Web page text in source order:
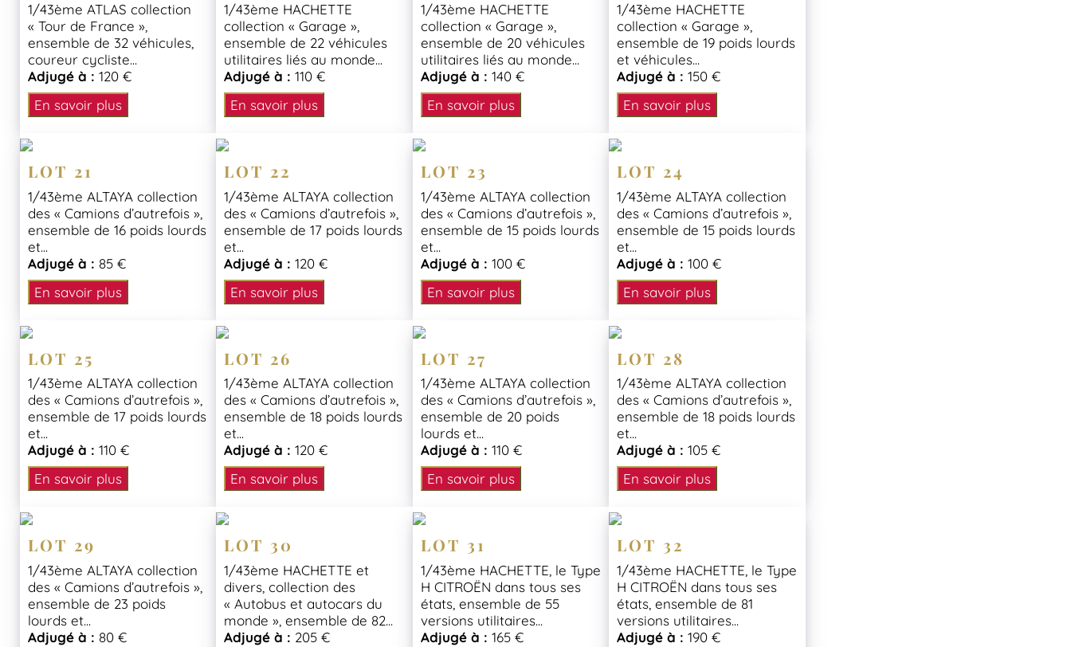
1/43ème ATLAS collection
« Tour de France »,
ensemble de 32 véhicules,
coureur cycliste...
Adjugé à : 120 €
En savoir plus
1/43ème HACHETTE
collection « Garage »,
ensemble de 22 véhicules
utilitaires liés au monde...
Adjugé à :110 €
En savoir plus
1/43ème HACHETTE
collection « Garage »,
ensemble de 20 véhicules
utilitaires liés au monde...
Adjugé à : 140 €
En savoir plus
1/43ème HACHETTE
collection « Garage »,
ensemble de 19 poids lourds
et véhicules...
Adjugé à :150 €
En savoir plus
LOT 21
1/43ème ALTAYA collection
des « Camions d’autrefois »,
ensemble de 16 poids lourds
et...
Adjugé à : 85 €
En savoir plus
LOT 22
1/43ème ALTAYA collection
des « Camions d’autrefois »,
ensemble de 17 poids lourds
et...
Adjugé à :120 €
En savoir plus
LOT 23
1/43ème ALTAYA collection
des « Camions d’autrefois »,
ensemble de 15 poids lourds
et...
Adjugé à : 100 €
En savoir plus
LOT 24
1/43ème ALTAYA collection
des « Camions d’autrefois »,
ensemble de 15 poids lourds
et...
Adjugé à :100 €
En savoir plus
LOT 25
1/43ème ALTAYA collection
des « Camions d’autrefois »,
ensemble de 17 poids lourds
et...
Adjugé à : 110 €
En savoir plus
LOT 26
1/43ème ALTAYA collection
des « Camions d’autrefois »,
ensemble de 18 poids lourds
et...
Adjugé à :120 €
En savoir plus
LOT 27
1/43ème ALTAYA collection
des « Camions d’autrefois »,
ensemble de 20 poids
lourds et...
Adjugé à : 110 €
En savoir plus
LOT 28
1/43ème ALTAYA collection
des « Camions d’autrefois »,
ensemble de 18 poids lourds
et...
Adjugé à :105 €
En savoir plus
LOT 29
1/43ème ALTAYA collection
des « Camions d’autrefois »,
ensemble de 23 poids
lourds et...
Adjugé à : 80 €
LOT 30
1/43ème HACHETTE et
divers, collection des
« Autobus et autocars du
monde », ensemble de 82...
Adjugé à : 205 €
LOT 31
1/43ème HACHETTE, le Type
H CITROËN dans tous ses
états, ensemble de 55
versions utilitaires...
Adjugé à : 165 €
LOT 32
1/43ème HACHETTE, le Type
H CITROËN dans tous ses
états, ensemble de 81
versions utilitaires...
Adjugé à :190 €